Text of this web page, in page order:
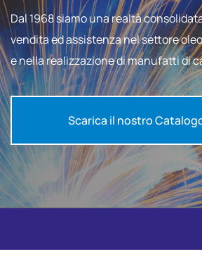
Dal 1968 siamo una realtà
vendita ed assistenza nel settore
e nella realizzazione di manufatti di
Scarica il nostro